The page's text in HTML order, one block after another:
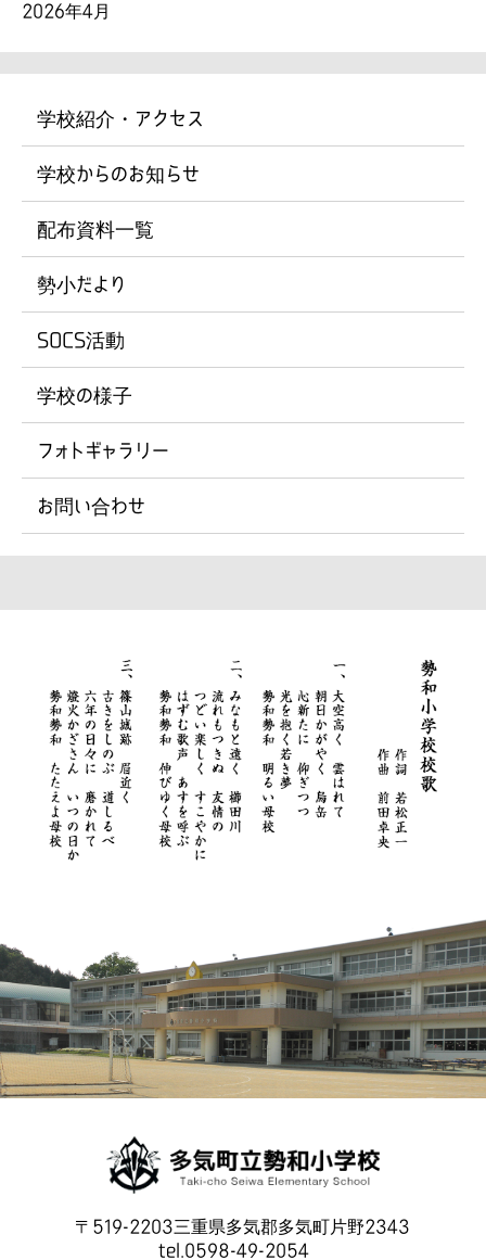
2026年4月
学校紹介・アクセス
学校からのお知らせ
配布資料一覧
勢小だより
SOCS活動
学校の様子
フォトギャラリー
お問い合わせ
〒519-2203三重県多気郡多気町片野2343
tel.0598-49-2054